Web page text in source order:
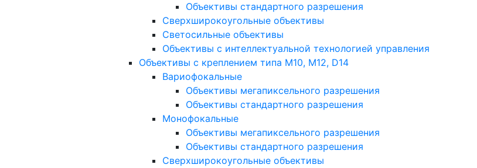
Объективы стандартного разрешения
Сверхширокоугольные объективы
Светосильные объективы
Объективы с интеллектуальной технологией управления
Объективы с креплением типа M10, M12, D14
Вариофокальные
Объективы мегапиксельного разрешения
Объективы стандартного разрешения
Монофокальные
Объективы мегапиксельного разрешения
Объективы стандартного разрешения
Сверхширокоугольные объективы